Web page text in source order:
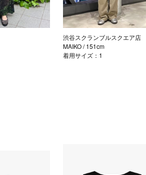
渋谷スクランブルスクエア店
MAIKO/ 151cm
着用サイズ：1